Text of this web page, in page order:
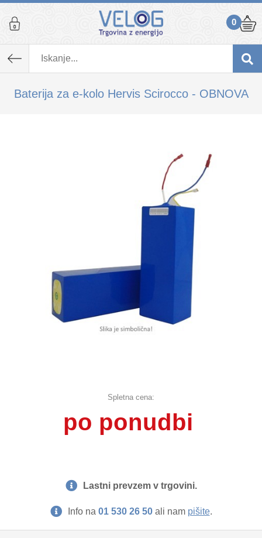
0
Baterija za e-kolo Hervis Scirocco - OBNOVA
Spletna cena:
po ponudbi
Lastni prevzem v trgovini.
Info na 01 530 26 50ali nam pišite.
K izdelku, ki ste ga dodali v košarico,